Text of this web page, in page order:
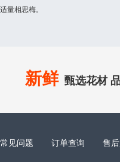
新鲜 甄选花材
常见问题 订单查询 售